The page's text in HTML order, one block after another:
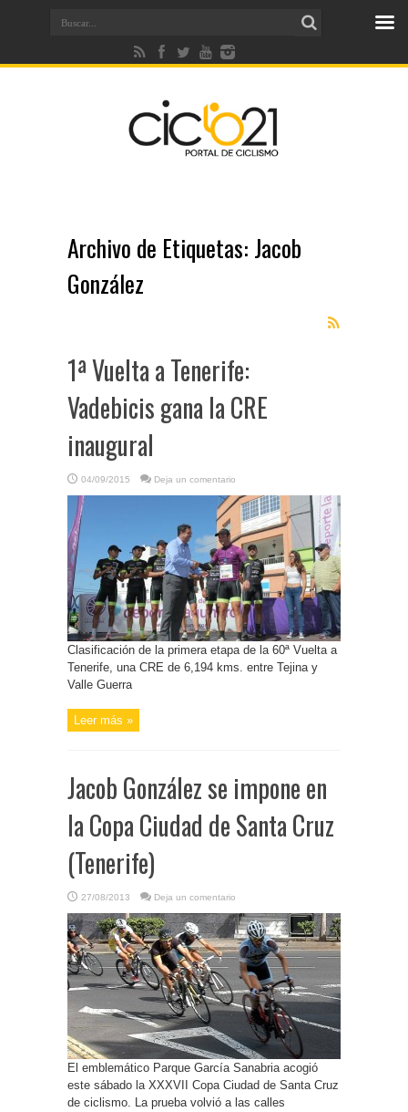
Archivo de Etiquetas: Jacob
González
1ª Vuelta a Tenerife:
Vadebicis gana la CRE
inaugural
04/09/2015 Deja un comentario
Clasificación de la primera etapa de la 60ª Vuelta a
Tenerife, una CRE de 6,194 kms. entre Tejina y
Valle Guerra
Leer más »
Jacob González se impone en
la Copa Ciudad de Santa Cruz
(Tenerife)
27/08/2013 Deja un comentario
El emblemático Parque García Sanabria acogió
este sábado la XXXVII Copa Ciudad de Santa Cruz
de ciclismo. La prueba volvió a las calles